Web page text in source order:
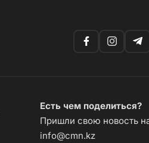
Есть чем поделиться?
Пришли свою новость
info@cmn.kz